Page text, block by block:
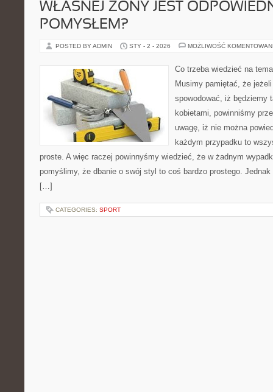
WŁASNEJ ŻONY JEST
POMYSŁEM?
POSTED BY ADMIN STY - 2 - 2026 MOŻLIWOŚĆ
Co trzeba wiedzieć na
Musimy pamiętać, że
spowodować, iż będziemy
kobietami, powinniśmy
uwagę, iż nie można
każdym przypadku to
proste. A więc raczej powinnyśmy wiedzieć, że w żadnym
pomyślimy, że dbanie o swój styl to coś bardzo prostego.
[…]
CATEGORIES: SPORT